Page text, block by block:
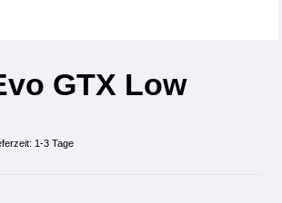
GTX Low
1-3 Tage